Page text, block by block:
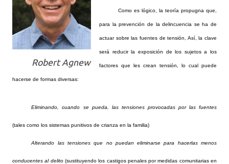
Robert Agnew
Como es lógico, la teoría propugna que,
para la prevención de la delincuencia se ha de
actuar sobre las fuentes de tensión, Así, la clave
será reducir la exposición de los sujetos a los
factores que les crean tensión, lo cual puede
hacerse de formas diversas:
Eliminando, cuando se pueda, las tensiones provocadas por las fuentes
(tales como los sistemas punitivos de crianza en la familia)
Alterando las tensiones que no puedan eliminarse para hacerlas menos
conducentes al delito(sustituyendo los castigos penales por medidas comunitarias en